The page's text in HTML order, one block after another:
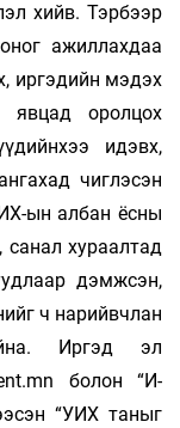
хийв. Тэрбээр
ажиллахдаа
иргэдийн мэдэх
явцад оролцох
идэвх,
чиглэсэн
ын албан ёсны
хураалтад
дэмжсэн,
ч нарийвчлан
Иргэд эл
болон “И-
“УИХ таныг